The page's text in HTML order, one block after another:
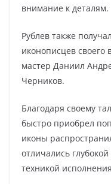
внимание к деталям.
Рублев также
иконописцев своего
мастер Даниил
Черников.
Благодаря своему
быстро приобрел
иконы
отличались
техникой